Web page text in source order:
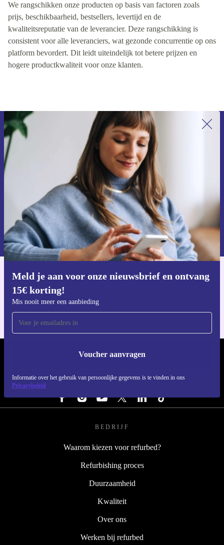
We rangschikken onze producten op basis van factoren zoals
prijs, beschikbaarheid, bestsellers, levertijd en de
kwaliteitsreputatie van de leverancier. Deze rangschikking is
consistent voor alle leveranciers, wat gezonde concurrentie op ons
platform bevordert. Dit leidt uiteindelijk tot betere prijzen en
hogere productkwaliteit voor onze klanten.
Meld je aan voor onze nieuwsbrief en ontvang
15€ korting!
Mis nooit meer een aanbieding
Voucher aanvragen
Informatie over het gebruik van persoonlijke gegevens is te vinden in ons
Privacybeleid
Meld je aan voor onze nieuwsbrief en
ontvang €15 korting!
Mis nooit meer een aanbieding.
Voucher aanvragen
Informatie over het gebruik van persoonsgegevens vind je in ons
privacybeleid
Download de refurbed app
REFURBED NEDERLAND - RETHINK NEW.
VOLG ONS
BEDRIJF
Waarom kiezen voor refurbed?
Refurbishing proces
Duurzaamheid
Kwaliteit
Over ons
Werken bij refurbed